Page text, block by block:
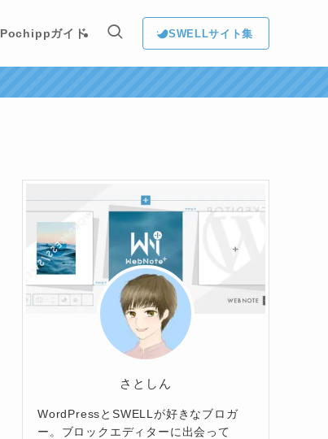
Pochippガイド SWELLサイト集
さとしん
WordPressとSWELLが好きなブロガ
ー。ブロックエディターに出会って